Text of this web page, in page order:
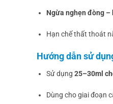
Ngừa nghẹn đòng –
Hạn chế thất thoát
Hướng dẫn sử
Sử dụng 25–30ml
Dùng cho giai đoạn